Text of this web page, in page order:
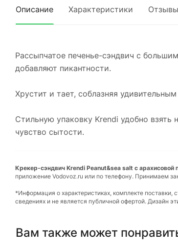
Описание Характеристики Отзывы
Рассыпчатое печенье-сэндвич с
добавляют пикантности.
Хрустит и тает, соблазняя
Стильную упаковку Krendi удобно взять
чувство сытости.
Крекер-сэндвич Krendi Peanut&sea salt с арахисовой
приложение Vodovoz.ru или по телефону. Принимаем
*Информация о характеристиках, комплекте
сведениях и не является публичной офертой. Дизайн
Вам также может